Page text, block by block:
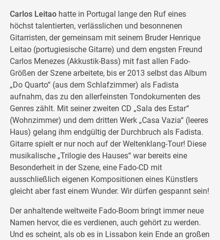
Carlos Leitao hatte in Portugal lange den Ruf eines
höchst talentierten, verlässlichen und besonnenen
Gitarristen, der gemeinsam mit seinem Bruder Henrique
Leitao (portugiesische Gitarre) und dem engsten Freund
Carlos Menezes (Akkustik-Bass) mit fast allen Fado-
Größen der Szene arbeitete, bis er 2013 selbst das Album
„Do Quarto“ (aus dem Schlafzimmer) als Fadista
aufnahm, das zu den allerfeinsten Tondokumenten des
Genres zählt. Mit seiner zweiten CD „Sala des Estar“
(Wohnzimmer) und dem dritten Werk „Casa Vazia“ (leeres
Haus) gelang ihm endgültig der Durchbruch als Fadista.
Gitarre spielt er nur noch auf der Weltenklang-Tour! Diese
musikalische „Trilogie des Hauses“ war bereits eine
Besonderheit in der Szene, eine Fado-CD mit
ausschließlich eigenen Kompositionen eines Künstlers
gleicht aber fast einem Wunder. Wir dürfen gespannt sein!
Der anhaltende weltweite Fado-Boom bringt immer neue
Namen hervor, die es verdienen, auch gehört zu werden.
Und es scheint, als ob es in Lissabon kein Ende an großen